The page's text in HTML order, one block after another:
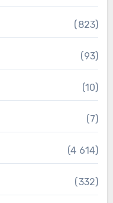
(823)
(93)
(10)
(7)
(4 614)
(332)